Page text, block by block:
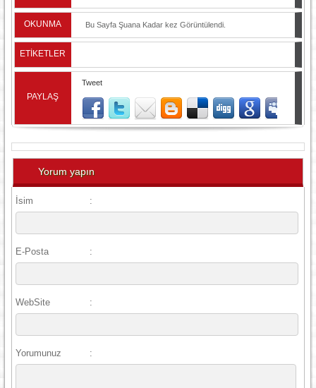
OKUNMA Bu Sayfa Şuana Kadar kez Görüntülendi.
ETİKETLER
PAYLAŞ
Tweet
Yorum yapın
İsim :
E-Posta :
WebSite :
Yorumunuz :